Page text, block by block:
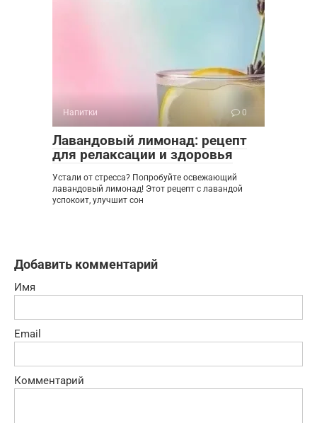
Напитки 0
Лавандовый лимонад: рецепт
для релаксации и здоровья
Устали от стресса? Попробуйте освежающий
лавандовый лимонад! Этот рецепт с лавандой
успокоит, улучшит сон
Добавить комментарий
Имя
Email
Комментарий